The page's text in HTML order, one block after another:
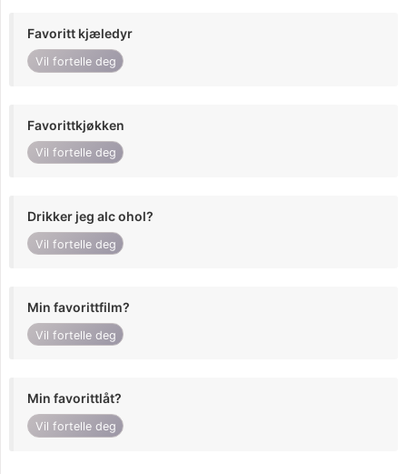
Favoritt kjæledyr
Vil fortelle deg
Favorittkjøkken
Vil fortelle deg
Drikker jeg alc ohol?
Vil fortelle deg
Min favorittfilm?
Vil fortelle deg
Min favorittlåt?
Vil fortelle deg